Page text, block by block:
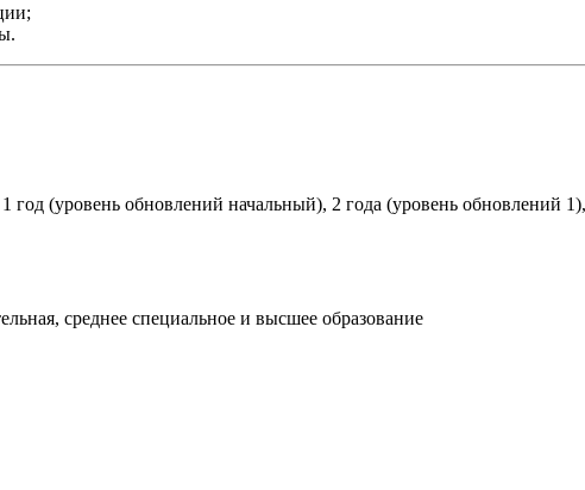
год (уровень обновлений начальный), 2 года (уровень обновлений
среднее специальное и высшее образование